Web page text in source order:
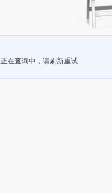
正在查询中，请刷新重试